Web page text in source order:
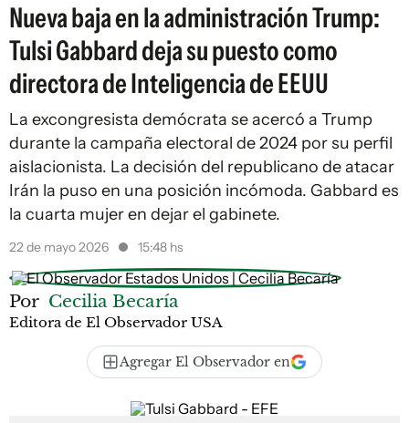
Nueva baja en la administración Trump:
Tulsi Gabbard deja su puesto como
directora de Inteligencia de EEUU
La excongresista demócrata se acercó a Trump
durante la campaña electoral de 2024 por su perfil
aislacionista. La decisión del republicano de atacar
Irán la puso en una posición incómoda. Gabbard es
la cuarta mujer en dejar el gabinete.
22 de mayo 2026 15:48 hs
Por Cecilia Becaría
Editora de El Observador USA
Agregar El Observador en